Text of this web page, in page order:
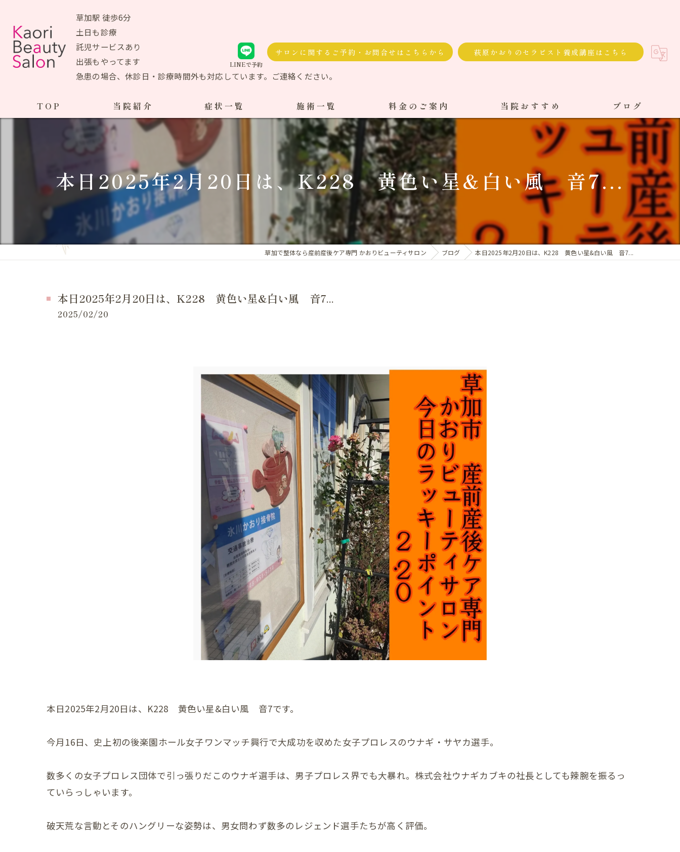
草加駅 徒歩6分
土日も診療
託児サービスあり
出張もやってます
急患の場合、休診日・診療時間外も対応しています。ご連絡ください。
LINEで予約
サロンに関するご予約・お問合せはこちらから 萩原かおりのセラピスト養成講座はこちら
TOP 当院紹介
初めての方へ
アクセスマップ
院長あいさつ
当院の特徴
よくある質問
施術事例（一般的な症状）
LINE等でいただいたメッセージ
症状一覧
産前の症状
生理痛
ＰＭＳ
妊活の骨盤・姿勢の歪み
妊活 子宮調整
妊活 子宮・卵巣周囲の循環
妊活 腸内環境
体外受精前整体
妊活ケア整体 よくある質問
妊娠中の症状
逆子
妊娠中の腰
妊娠中の首
妊娠中の肩
妊娠中の腕
妊娠中の肩甲骨
妊娠中の背中
妊娠中の恥骨
妊娠中の頭
妊娠中の顎関節症
施術一覧
自費治療
交通事故施術
ケア整体
骨盤矯正
アロマオイル
カイロプラクティック
料金のご案内
料金一覧
当院おすすめ
選べる通院方法
サブスク
ブログ
本日2025年2月20日は、K228 黄色い星&白い風 音7...
草加で整体なら産前産後ケア専門 かおりビューティサロン ブログ 本日2025年2月20日は、K228 黄色い星&白い風 音7...
本日2025年2月20日は、K228 黄色い星&白い風 音7...
2025/02/20
本日2025年2月20日は、K228 黄色い星&白い風 音7です。
今月16日、史上初の後楽園ホール女子ワンマッチ興行で大成功を収めた女子プロレスのウナギ・サヤカ選手。
数多くの女子プロレス団体で引っ張りだこのウナギ選手は、男子プロレス界でも大暴れ。株式会社ウナギカブキの社長としても辣腕を振るっ
ていらっしゃいます。
破天荒な言動とそのハングリーな姿勢は、男女問わず数多のレジェンド選手たちが高く評価。